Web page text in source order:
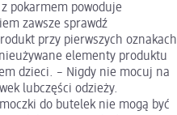
pokarmem powoduje
zawsze sprawdź
przy pierwszych oznakach
elementy produktu
dzieci. – Nigdy nie mocuj na
lubczęści odzieży.
do butelek nie mogą być